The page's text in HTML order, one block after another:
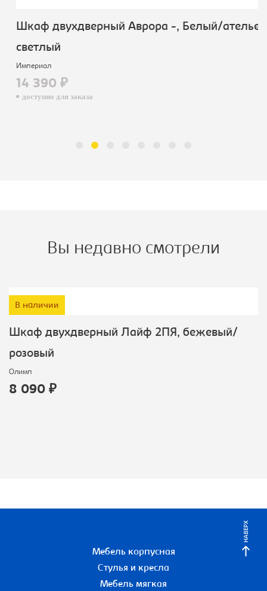
Шкаф двухдверный Аврора -, Белый/ателье
светлый
Империал
14 390 ₽
доступно для заказа
Вы недавно смотрели
В наличии
Шкаф двухдверный Лайф 2ПЯ, бежевый/
розовый
Олимп
8 090 ₽
НАВЕРХ
Мебель корпусная
Стулья и кресла
Мебель мягкая